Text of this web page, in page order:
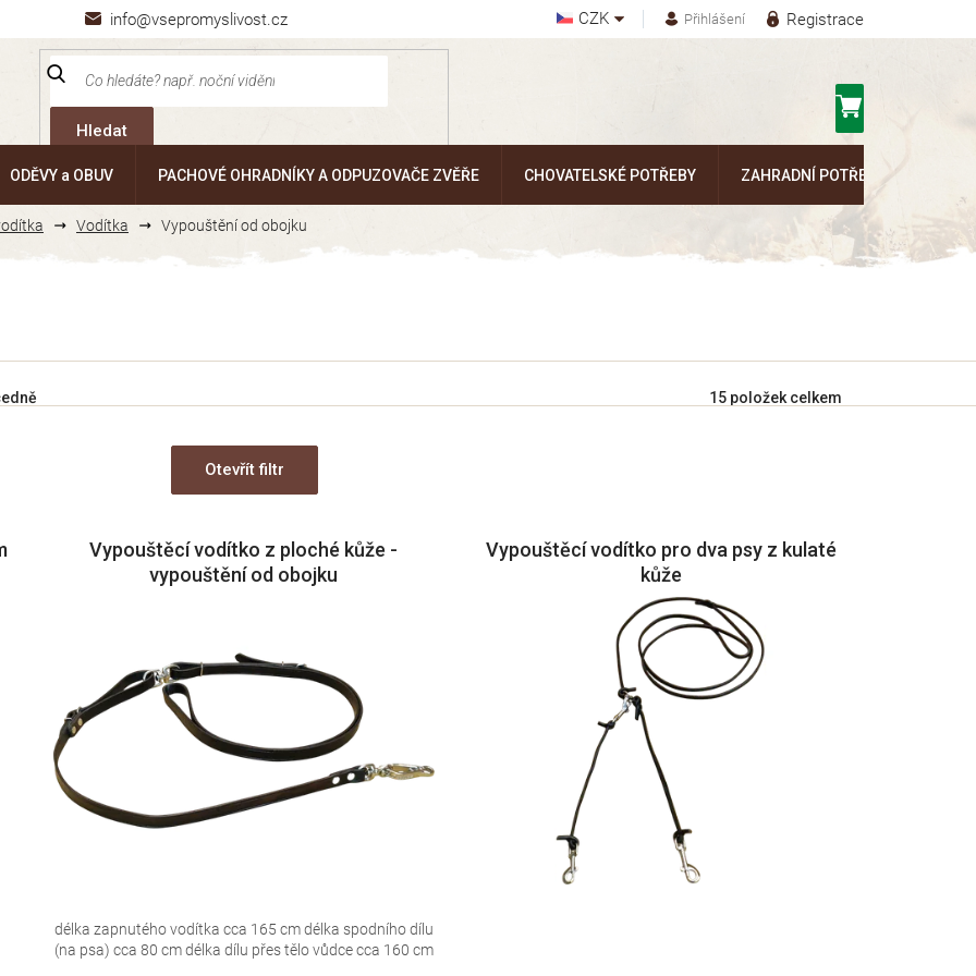
info@vsepromyslivost.cz CZK Registrace
Přihlášení
Hledat
ODĚVY a OBUV PACHOVÉ OHRADNÍKY A ODPUZOVAČE ZVĚŘE CHOVATELSKÉ POTŘEBY ZAHRADNÍ POTŘEBY
Vodítka Vypouštění od obojku
15 položek celkem
Otevřít filtr
Vypouštěcí vodítko z ploché kůže -
vypouštění od obojku
délka zapnutého vodítka cca 165 cm délka spodního dílu
(na psa) cca 80 cm délka dílu přes tělo vůdce cca 160 cm
Vypouštěcí vodítko pro dva psy z kulaté
kůže